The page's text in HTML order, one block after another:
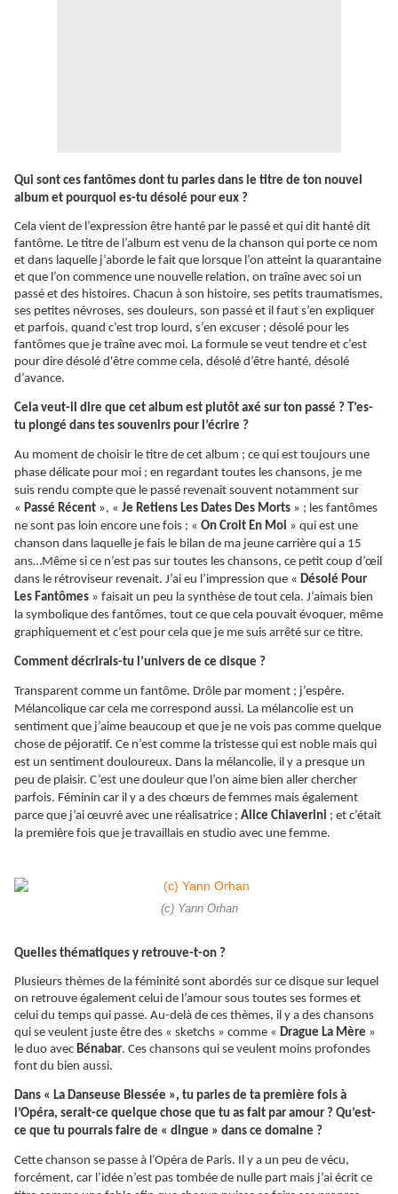
Qui sont ces fantômes dont tu parles dans le titre de ton nouvel
album et pourquoi es-tu désolé pour eux ?
Cela vient de l’expression être hanté par le passé et qui dit hanté dit
fantôme. Le titre de l’album est venu de la chanson qui porte ce nom
et dans laquelle j’aborde le fait que lorsque l’on atteint la quarantaine
et que l’on commence une nouvelle relation, on traîne avec soi un
passé et des histoires. Chacun à son histoire, ses petits traumatismes,
ses petites névroses, ses douleurs, son passé et il faut s’en expliquer
et parfois, quand c’est trop lourd, s’en excuser ; désolé pour les
fantômes que je traîne avec moi. La formule se veut tendre et c’est
pour dire désolé d'être comme cela, désolé d’être hanté, désolé
d’avance.
Cela veut-il dire que cet album est plutôt axé sur ton passé ? T’es-
tu plongé dans tes souvenirs pour l’écrire ?
Au moment de choisir le titre de cet album ; ce qui est toujours une
phase délicate pour moi ; en regardant toutes les chansons, je me
suis rendu compte que le passé revenait souvent notamment sur
« Passé Récent », « Je Retiens Les Dates Des Morts » ; les fantômes
ne sont pas loin encore une fois ; « On Croit En Moi » qui est une
chanson dans laquelle je fais le bilan de ma jeune carrière qui a 15
ans…Même si ce n’est pas sur toutes les chansons, ce petit coup d’œil
dans le rétroviseur revenait. J’ai eu l’impression que « Désolé Pour
Les Fantômes » faisait un peu la synthèse de tout cela. J’aimais bien
la symbolique des fantômes, tout ce que cela pouvait évoquer, même
graphiquement et c’est pour cela que je me suis arrêté sur ce titre.
Comment décrirais-tu l’univers de ce disque ?
Transparent comme un fantôme. Drôle par moment ; j’espère.
Mélancolique car cela me correspond aussi. La mélancolie est un
sentiment que j’aime beaucoup et que je ne vois pas comme quelque
chose de péjoratif. Ce n’est comme la tristesse qui est noble mais qui
est un sentiment douloureux. Dans la mélancolie, il y a presque un
peu de plaisir. C’est une douleur que l’on aime bien aller chercher
parfois. Féminin car il y a des chœurs de femmes mais également
parce que j’ai œuvré avec une réalisatrice ; Alice Chiaverini ; et c’était
la première fois que je travaillais en studio avec une femme.
(c) Yann Orhan
Quelles thématiques y retrouve-t-on ?
Plusieurs thèmes de la féminité sont abordés sur ce disque sur lequel
on retrouve également celui de l’amour sous toutes ses formes et
celui du temps qui passe. Au-delà de ces thèmes, il y a des chansons
qui se veulent juste être des « sketchs » comme « Drague La Mère »
le duo avec Bénabar. Ces chansons qui se veulent moins profondes
font du bien aussi.
Dans « La Danseuse Blessée », tu parles de ta première fois à
l’Opéra, serait-ce quelque chose que tu as fait par amour ? Qu’est-
ce que tu pourrais faire de « dingue » dans ce domaine ?
Cette chanson se passe à l’Opéra de Paris. Il y a un peu de vécu,
forcément, car l’idée n’est pas tombée de nulle part mais j’ai écrit ce